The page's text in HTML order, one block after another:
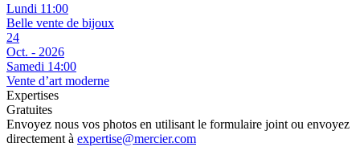
Lundi 11:00
Belle vente de bijoux
24
Oct. - 2026
Samedi 14:00
Vente d’art moderne
Expertises
Gratuites
Envoyez nous vos photos en utilisant le formulaire joint ou envoyez
directement à expertise@mercier.com